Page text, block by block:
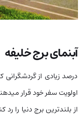
آبنمای برج خلیفه
درصد زیادی از گردشگرانی
اولویت سفر خود قرار
از بلندترین برج دنیا را رد